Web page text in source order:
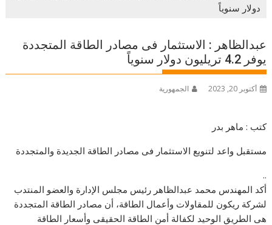
دولار سنوياً
عبدالظاهر : الاستثمار فى مصادر الطاقة المتجددة
يوفر 4.2 تريليون دولار سنوياً
أكتوبر 20, 2023 الجمهورية
كتب : ماهر بدر
مستقبل واعد لتنويع الاستثمار فى مصادر الطاقة الجديدة والمتجددة
..
أكد المهندس محمد عبدالظاهر رئيس مجلس الإدارة والعضو المنتدب
لشركة ريكون للمقاولات وأعمال الطاقة، أن مصادر الطاقة المتجددة
هى الطريق الوحيد لكفالة أمن الطاقة الحقيقى وأسعار الطاقة